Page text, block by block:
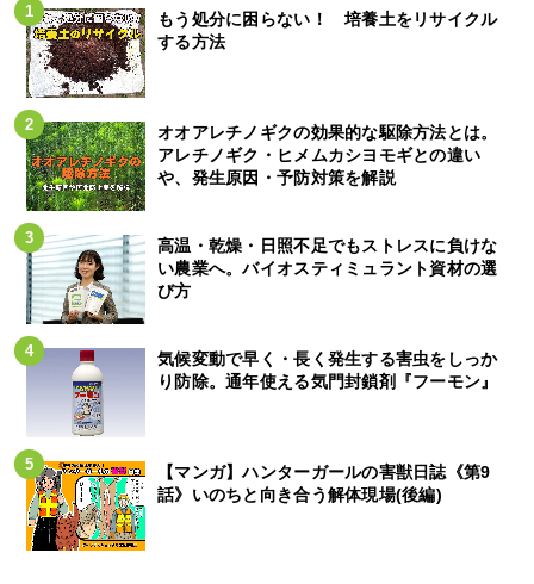
もう処分に困らない！ 培養土をリサイクル
する方法
オオアレチノギクの効果的な駆除方法とは。
アレチノギク・ヒメムカシヨモギとの違い
や、発生原因・予防対策を解説
高温・乾燥・日照不足でもストレスに負けな
い農業へ。バイオスティミュラント資材の選
び方
気候変動で早く・長く発生する害虫をしっか
り防除。通年使える気門封鎖剤『フーモン』
【マンガ】ハンターガールの害獣日誌《第9
話》いのちと向き合う解体現場(後編)